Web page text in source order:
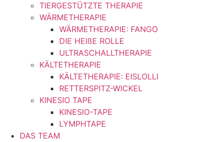
TIERGESTÜTZTE THERAPIE
WÄRMETHERAPIE
WÄRMETHERAPIE: FANGO
DIE HEIßE ROLLE
ULTRASCHALLTHERAPIE
KÄLTETHERAPIE
KÄLTETHERAPIE: EISLOLLI
RETTERSPITZ-WICKEL
KINESIO TAPE
KINESIO-TAPE
LYMPHTAPE
DAS TEAM